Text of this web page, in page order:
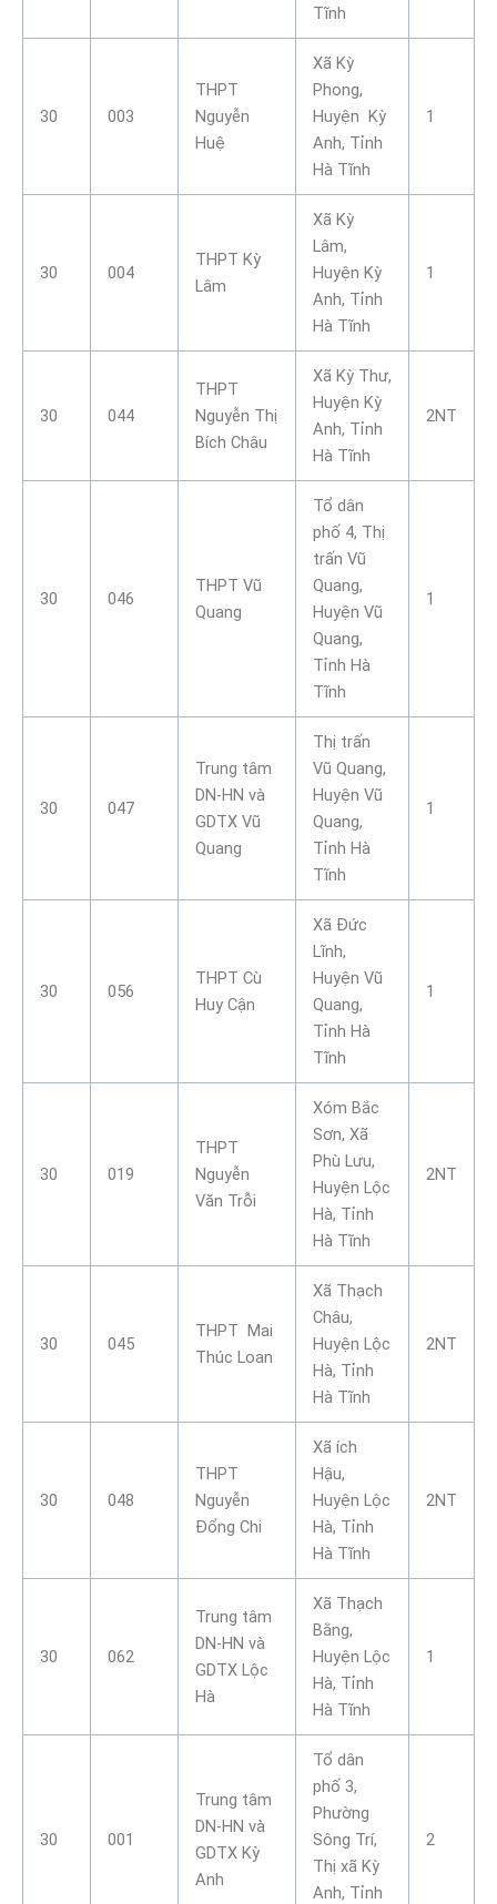
Tĩnh
30 003
THPT
Nguyễn
Huệ
Xã Kỳ
Phong,
Huyện Kỳ
Anh, Tỉnh
Hà Tĩnh
1
30 004
THPT Kỳ
Lâm
Xã Kỳ
Lâm,
Huyện Kỳ
Anh, Tỉnh
Hà Tĩnh
1
30 044
THPT
Nguyễn Thị
Bích Châu
Xã Kỳ Thư,
Huyện Kỳ
Anh, Tỉnh
Hà Tĩnh
2NT
30 046
THPT Vũ
Quang
Tổ dân
phố 4, Thị
trấn Vũ
Quang,
Huyện Vũ
Quang,
Tỉnh Hà
Tĩnh
1
30 047
Trung tâm
DN-HN và
GDTX Vũ
Quang
Thị trấn
Vũ Quang,
Huyện Vũ
Quang,
Tỉnh Hà
Tĩnh
1
30 056
THPT Cù
Huy Cận
Xã Đức
Lĩnh,
Huyện Vũ
Quang,
Tỉnh Hà
Tĩnh
1
30 019
THPT
Nguyễn
Văn Trỗi
Xóm Bắc
Sơn, Xã
Phù Lưu,
Huyện Lộc
Hà, Tỉnh
Hà Tĩnh
2NT
30 045
THPT Mai
Thúc Loan
Xã Thạch
Châu,
Huyện Lộc
Hà, Tỉnh
Hà Tĩnh
2NT
30 048
THPT
Nguyễn
Đổng Chi
Xã ích
Hậu,
Huyện Lộc
Hà, Tỉnh
Hà Tĩnh
2NT
30 062
Trung tâm
DN-HN và
GDTX Lộc
Hà
Xã Thạch
Bằng,
Huyện Lộc
Hà, Tỉnh
Hà Tĩnh
1
30 001
Trung tâm
DN-HN và
GDTX Kỳ
Anh
Tổ dân
phố 3,
Phường
Sông Trí,
Thị xã Kỳ
Anh, Tỉnh
2